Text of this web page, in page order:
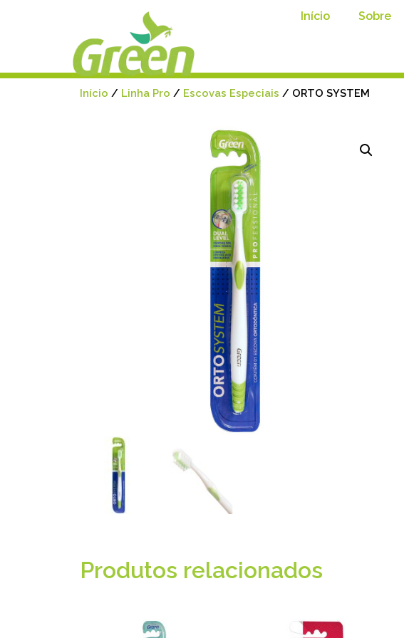
Início Sobre
Início / Linha Pro / Escovas Especiais / ORTO SYSTEM
Produtos relacionados